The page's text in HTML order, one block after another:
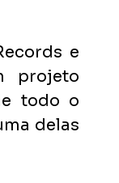
e
projeto
todo o
delas